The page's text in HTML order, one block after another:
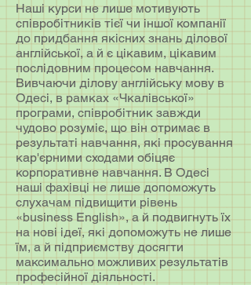
Наші курси не лише мотивують
співробітників тієї чи іншої компанії
до придбання якісних знань ділової
англійської, а й є цікавим, цікавим
послідовним процесом навчання.
Вивчаючи ділову англійську мову в
Одесі, в рамках «Чкалівської»
програми, співробітник завжди
чудово розуміє, що він отримає в
результаті навчання, які просування
кар'єрними сходами обіцяє
корпоративне навчання. В Одесі
наші фахівці не лише допоможуть
слухачам підвищити рівень
«business English», а й подвигнуть їх
на нові ідеї, які допоможуть не лише
їм, а й підприємству досягти
максимально можливих результатів
професійної діяльності.